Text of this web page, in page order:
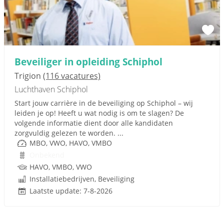
Beveiliger in opleiding Schiphol
Trigion (116 vacatures)
Luchthaven Schiphol
Start jouw carrière in de beveiliging op Schiphol – wij
leiden je op! Heeft u wat nodig is om te slagen? De
volgende informatie dient door alle kandidaten
zorgvuldig gelezen te worden. ...
MBO, VWO, HAVO, VMBO
HAVO, VMBO, VWO
Installatiebedrijven, Beveiliging
Laatste update: 7-8-2026